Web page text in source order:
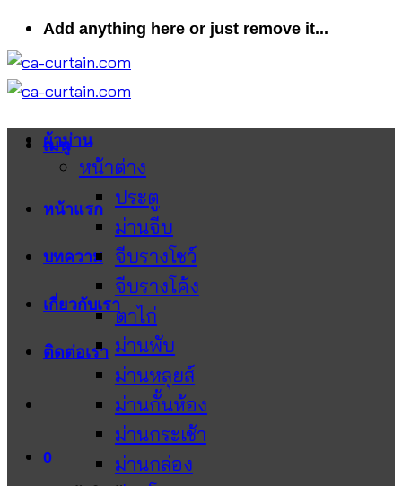
ข้าม
ไป
ยัง
เนื้อหา
Add anything here or just remove it...
เมนู
หน้าแรก
บทความ
เกี่ยวกับเรา
ติดต่อเรา
0
ผ้าม่าน
หน้าต่าง
ประตู
ม่านจีบ
จีบรางโชว์
จีบรางโค้ง
ตาไก่
ม่านพับ
ม่านหลุยส์
ม่านกั้นห้อง
ม่านกระเช้า
ม่านกล่อง